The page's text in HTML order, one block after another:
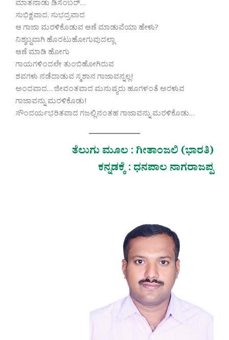
ಮಾತನಾಡು ಡಿಸೆಂಬರ್…
ಸುಭಿಕ್ಷವಾದ, ಸುಭದ್ರವಾದ
ಆ ಗಾಜಾ ಮರಳಿಕೊಡುವ ಆಣೆ ಮಾಡುವೆಯಾ ಹೇಳು?
ನಿಶ್ಶಬ್ದವಾಗಿ ಹೊರಟುಹೋಗುವುದಲ್ಲಾ
ಆಣೆ ಮಾಡಿ ಹೋಗು
ಗಾಯಗಳಿಂದಲೇ ತುಂಬಿಹೋಗಿರುವ
ಶವಗಳು ನಡೆದಾಡುವ ಸ್ಮಶಾನ ಗಾಜಾವನ್ನಲ್ಲ!
ಅಂದವಾದ… ಜೀವಂತವಾದ ಮನುಷ್ಯರು ಹೂಗಳಂತೆ ಅರಳುವ
ಗಾಜಾವನ್ನು ಮರಳಿಕೊಡು!
ಸೌಂದರ್ಯಭರಿತವಾದ ಗಜಲ್ಲಿನಂತಹ ಗಾಜಾವನ್ನು ಮರಳಿಕೊಡು…
ತೆಲುಗು ಮೂಲ : ಗೀತಾಂಜಲಿ (ಭಾರತಿ)
ಕನ್ನಡಕ್ಕೆ : ಧನಪಾಲ ನಾಗರಾಜಪ್ಪ